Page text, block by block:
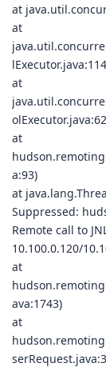
at
at
at
at
a:93)
at
Suppressed:
Remote call to
10.100.0.120/
at
ava:1743)
at